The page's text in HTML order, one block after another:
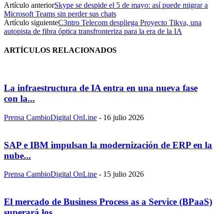
Artículo anteriorSkype se despide el 5 de mayo: así puede migrar a
Microsoft Teams sin perder sus chats
Artículo siguienteC3ntro Telecom despliega Proyecto Tikva, una
autopista de fibra óptica transfronteriza para la era de la IA
ARTÍCULOS RELACIONADOS
La infraestructura de IA entra en una nueva fase
con la...
Prensa CambioDigital OnLine - 16 julio 2026
SAP e IBM impulsan la modernización de ERP en la
nube...
Prensa CambioDigital OnLine - 15 julio 2026
El mercado de Business Process as a Service (BPaaS)